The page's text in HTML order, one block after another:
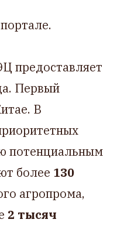
предоставляет
Первый
В
потенциальным
более 130
агропрома,
2 тысяч